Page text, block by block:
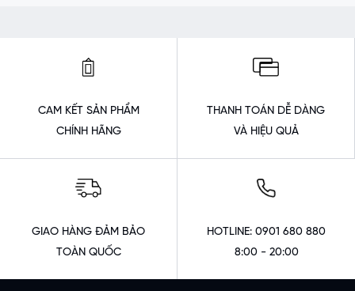
CAM KẾT SẢN PHẨM
CHÍNH HÃNG
THANH TOÁN DỄ DÀNG
VÀ HIỆU QUẢ
GIAO HÀNG ĐẢM BẢO
TOÀN QUỐC
HOTLINE: 0901 680 880
8:00 - 20:00